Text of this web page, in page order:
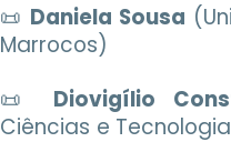
📜 Daniela Sousa
Marrocos)
📜 Diovigílio
Ciências e